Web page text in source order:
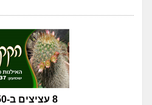
8 עציצים ב-50 ש"ח